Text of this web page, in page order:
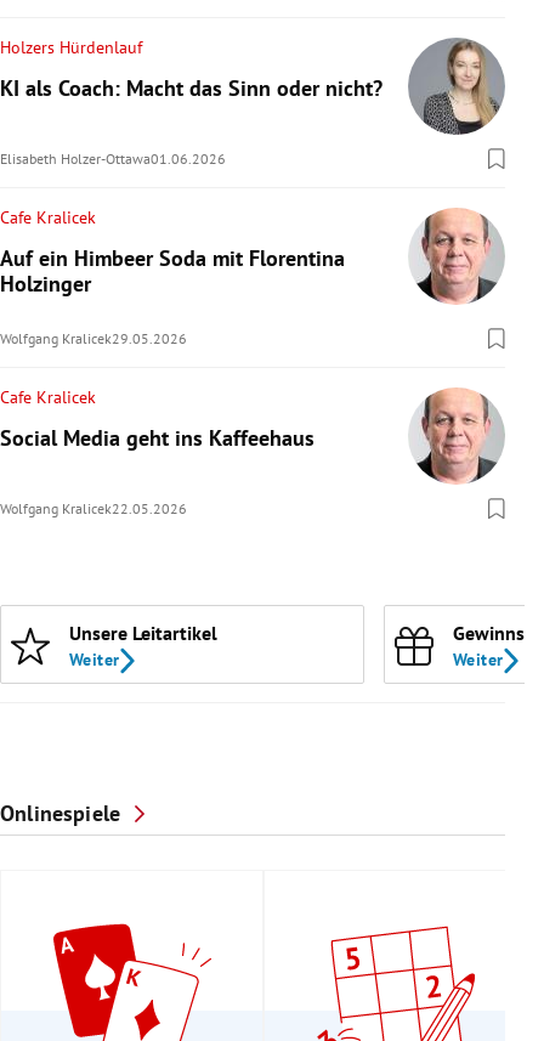
Holzers Hürdenlauf
KI als Coach: Macht das Sinn oder nicht?
Elisabeth Holzer-Ottawa01.06.2026
Cafe Kralicek
Auf ein Himbeer Soda mit Florentina
Holzinger
Wolfgang Kralicek29.05.2026
Cafe Kralicek
Social Media geht ins Kaffeehaus
Wolfgang Kralicek22.05.2026
Unsere Leitartikel
Weiter Weiter
Onlinespiele